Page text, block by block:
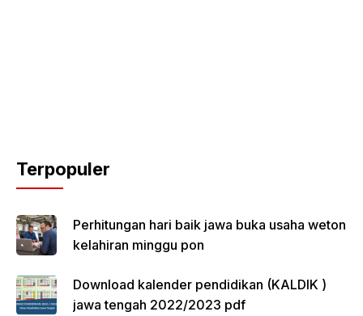
Terpopuler
Perhitungan hari baik jawa buka usaha weton
kelahiran minggu pon
Download kalender pendidikan (KALDIK )
jawa tengah 2022/2023 pdf